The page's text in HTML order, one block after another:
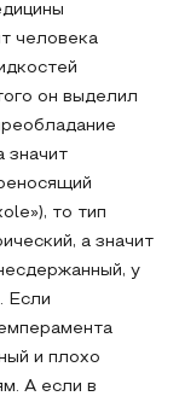
человека
он выделил
значит
то тип
а значит
у
Если
и плохо
А если в